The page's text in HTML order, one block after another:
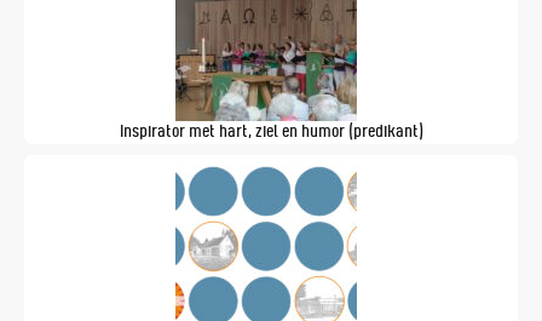
Inspirator met hart, ziel en humor (predikant)